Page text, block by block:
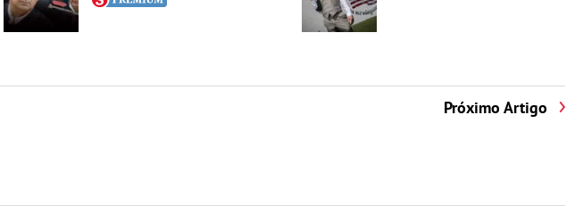
Próximo Artigo